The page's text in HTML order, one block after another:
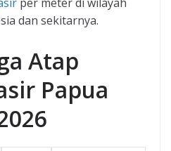
dan sekitarnya.
Atap
Papua